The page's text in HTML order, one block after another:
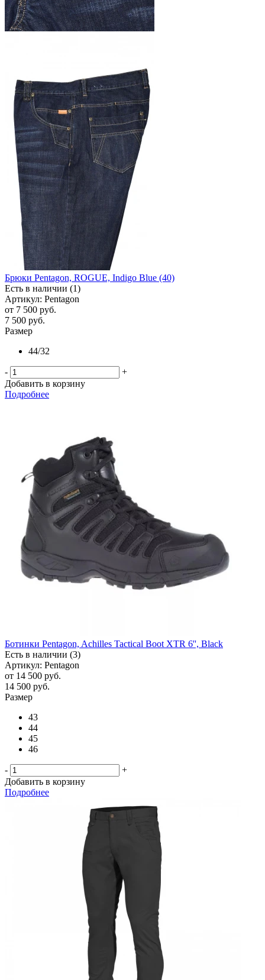
Брюки Pentagon, ROGUE, Indigo Blue (40)
Есть в наличии (1)
Артикул: Pentagon
от 7 500 руб.
7 500 руб.
Размер
44/32
-
+
Добавить в корзину
Подробнее
Ботинки Pentagon, Achilles Tactical Boot XTR 6'', Black
Есть в наличии (3)
Артикул: Pentagon
от 14 500 руб.
14 500 руб.
Размер
43
44
45
46
-
+
Добавить в корзину
Подробнее